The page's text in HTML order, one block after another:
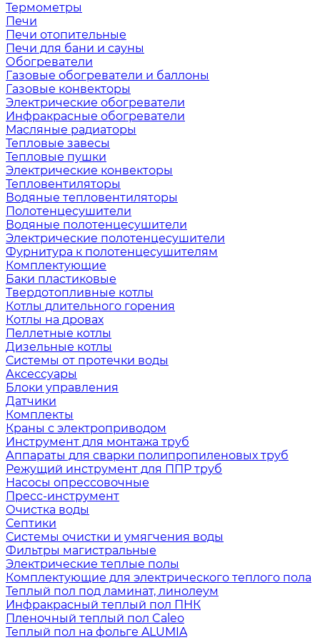
Термометры
Печи
Печи отопительные
Печи для бани и сауны
Обогреватели
Газовые обогреватели и баллоны
Газовые конвекторы
Электрические обогреватели
Инфракрасные обогреватели
Масляные радиаторы
Тепловые завесы
Тепловые пушки
Электрические конвекторы
Тепловентиляторы
Водяные тепловентиляторы
Полотенцесушители
Водяные полотенцесушители
Электрические полотенцесушители
Фурнитура к полотенцесушителям
Комплектующие
Баки пластиковые
Твердотопливные котлы
Котлы длительного горения
Котлы на дровах
Пеллетные котлы
Дизельные котлы
Системы от протечки воды
Аксессуары
Блоки управления
Датчики
Комплекты
Краны с электроприводом
Инструмент для монтажа труб
Аппараты для сварки полипропиленовых труб
Режущий инструмент для ППР труб
Насосы опрессовочные
Пресс-инструмент
Очистка воды
Септики
Системы очистки и умягчения воды
Фильтры магистральные
Электрические теплые полы
Комплектующие для электрического теплого пола
Теплый пол под ламинат, линолеум
Инфракрасный теплый пол ПНК
Пленочный теплый пол Caleo
Теплый пол на фольге ALUMIA